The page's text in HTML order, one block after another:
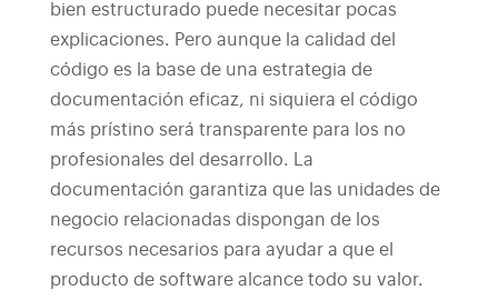
bien estructurado puede necesitar pocas
explicaciones. Pero aunque la calidad del
código es la base de una estrategia de
documentación eficaz, ni siquiera el código
más prístino será transparente para los no
profesionales del desarrollo. La
documentación garantiza que las unidades de
negocio relacionadas dispongan de los
recursos necesarios para ayudar a que el
producto de software alcance todo su valor.